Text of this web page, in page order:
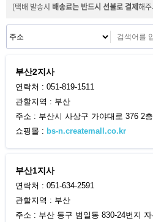
(택배 발송시 배송료는 반드시 선불로 결제해
부산2지사
연락처 : 051-819-1511
관할지역 : 부산
주소 : 부산시 사상구 가야대로 376 2층
쇼핑몰 : bs-n.createmall.co.kr
부산1지사
연락처 : 051-634-2591
관할지역 : 부산
주소 : 부산 동구 범일동 830-24번지